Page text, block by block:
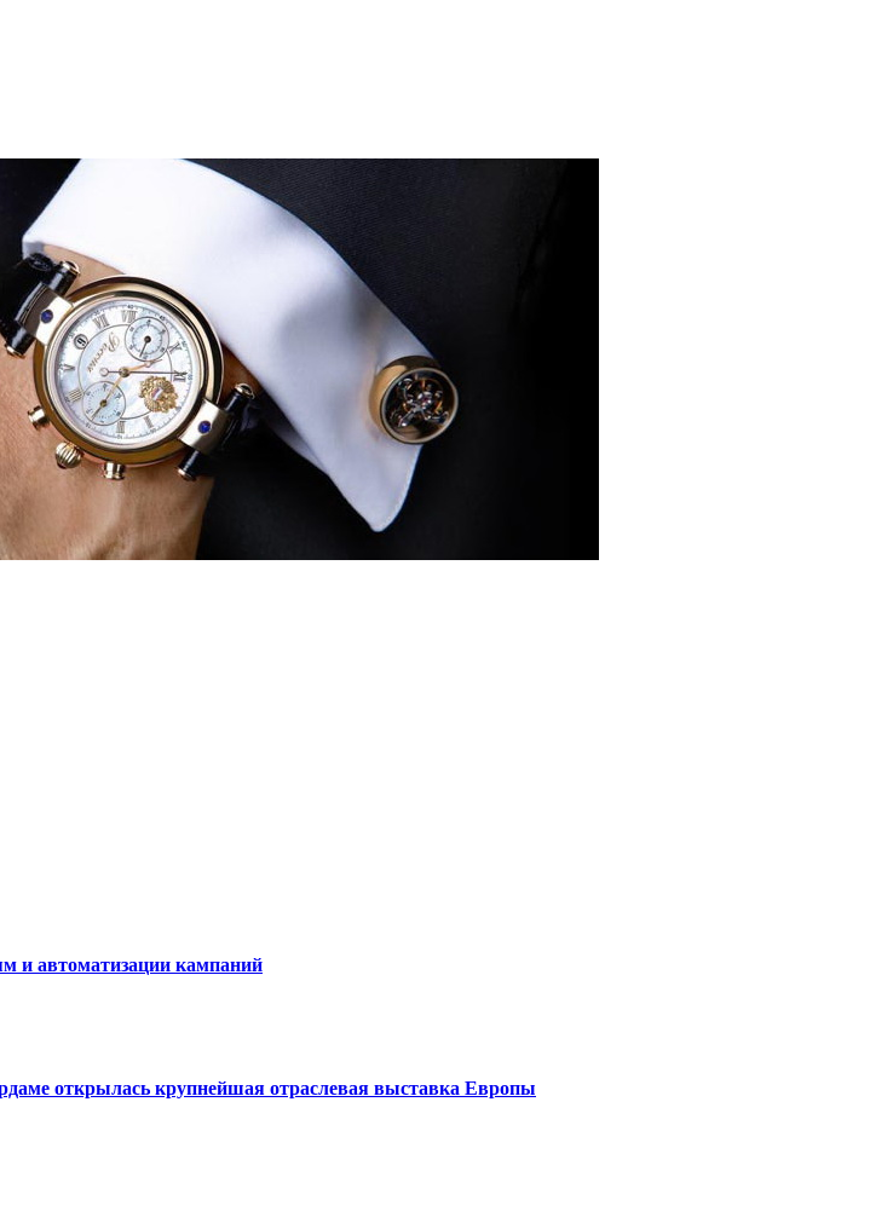
и автоматизации кампаний
открылась крупнейшая отраслевая выставка Европы